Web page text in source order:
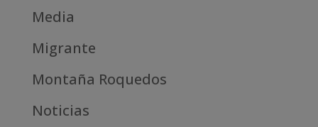
Media
Migrante
Montaña Roquedos
Noticias